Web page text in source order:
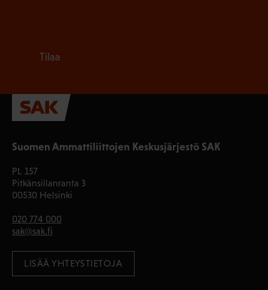
Suomen Ammattiliittojen Keskusjärjestö SAK
PL 157
Pitkänsillanranta 3
00530 Helsinki
020 774 000
sak@sak.fi
LISÄÄ YHTEYSTIETOJA
Tilaa